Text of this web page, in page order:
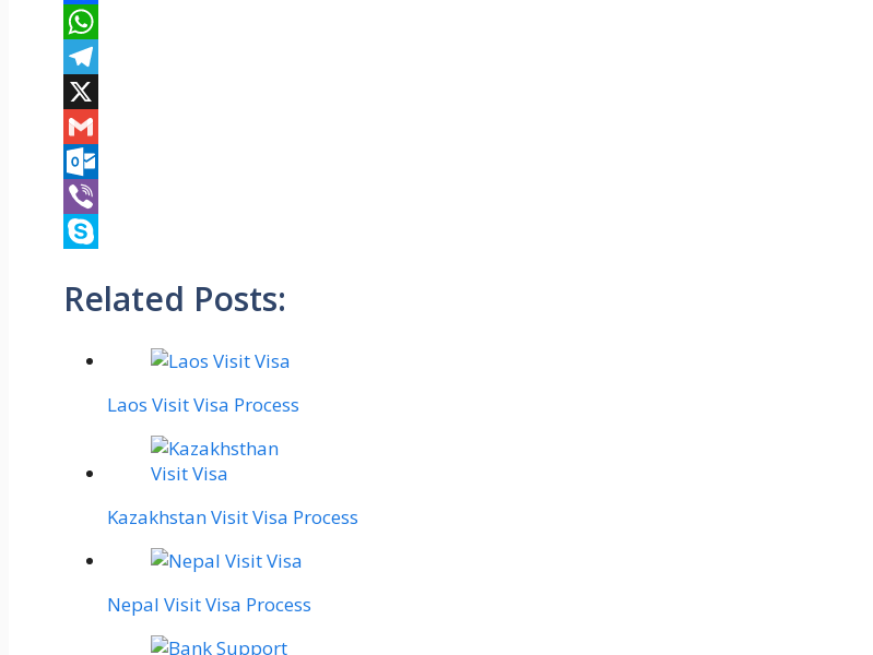
Facebook
WhatsApp
Telegram
X
Gmail
Outlook.com
Viber
Related Posts:
Laos Visit Visa Process
Kazakhstan Visit Visa Process
Nepal Visit Visa Process